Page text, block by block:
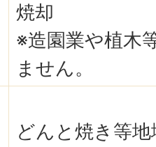
焼却
※造園業や植木
ません。
どんと焼き等